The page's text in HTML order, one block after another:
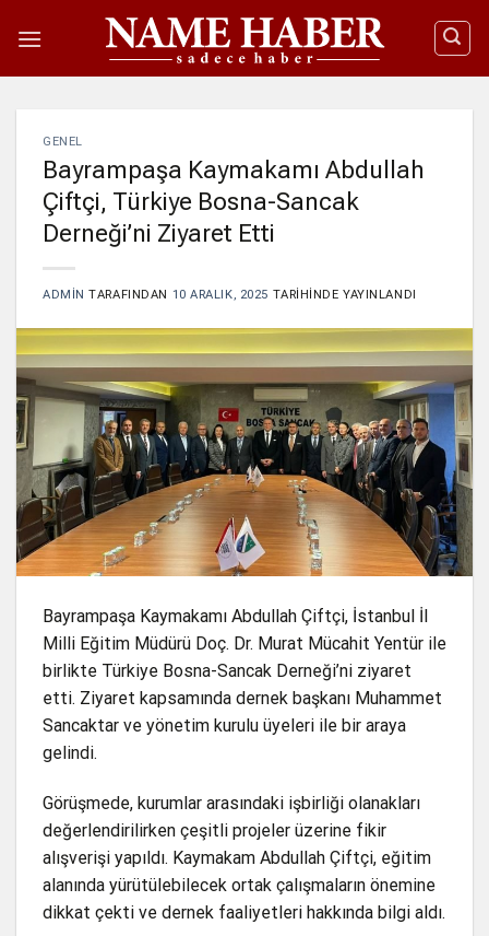
atla
GENEL
Bayrampaşa Kaymakamı Abdullah
Çiftçi, Türkiye Bosna-Sancak
Derneği’ni Ziyaret Etti
ADMIN TARAFINDAN 10 ARALIK, 2025 TARIHINDE YAYINLANDI
Bayrampaşa Kaymakamı Abdullah Çiftçi, İstanbul İl
Milli Eğitim Müdürü Doç. Dr. Murat Mücahit Yentür ile
birlikte Türkiye Bosna-Sancak Derneği’ni ziyaret
etti. Ziyaret kapsamında dernek başkanı Muhammet
Sancaktar ve yönetim kurulu üyeleri ile bir araya
gelindi.
Görüşmede, kurumlar arasındaki işbirliği olanakları
değerlendirilirken çeşitli projeler üzerine fikir
alışverişi yapıldı. Kaymakam Abdullah Çiftçi, eğitim
alanında yürütülebilecek ortak çalışmaların önemine
dikkat çekti ve dernek faaliyetleri hakkında bilgi aldı.